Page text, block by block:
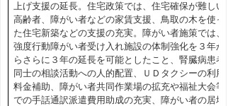
上げ支援の延長。住宅政策では、住宅確保が難しい
高齢者、障がい者などの家賃支援、鳥取の木を使っ
た住宅新築などの支援の充実。障がい者施策では、
強度行動障がい者受け入れ施設の体制強化を３年か
らさらに３年の延長を可能としたこと、腎臓病患者
同士の相談活動への人的配置、ＵＤタクシーの利用
料金補助、障がい者共同作業場の拡充や福祉大会等
での手話通訳派遣費用助成の充実、障がい者の居場